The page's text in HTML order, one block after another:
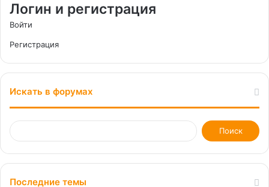
Логин и регистрация
Войти
Регистрация
Искать в форумах
Последние темы